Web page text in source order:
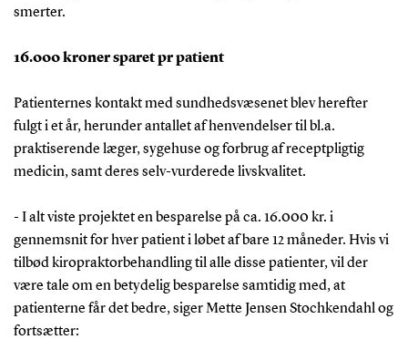
smerter.
16.000 kroner sparet pr patient
Patienternes kontakt med sundhedsvæsenet blev herefter
fulgt i et år, herunder antallet af henvendelser til bl.a.
praktiserende læger, sygehuse og forbrug af receptpligtig
medicin, samt deres selv-vurderede livskvalitet.
- I alt viste projektet en besparelse på ca. 16.000 kr. i
gennemsnit for hver patient i løbet af bare 12 måneder. Hvis vi
tilbød kiropraktorbehandling til alle disse patienter, vil der
være tale om en betydelig besparelse samtidig med, at
patienterne får det bedre, siger Mette Jensen Stochkendahl og
fortsætter: